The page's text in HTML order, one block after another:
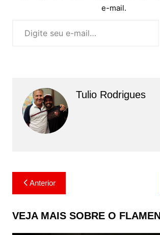
e-mail.
Tulio Rodrigues
Navegação
de
Post
Anterior
VEJA MAIS SOBRE O